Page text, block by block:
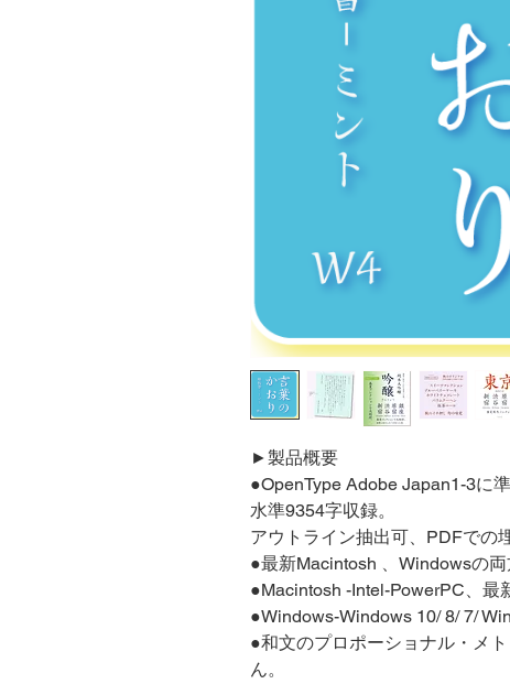
►製品概要
●OpenType Adobe Japan1-3に
水準9354字収録。
アウトライン抽出可、PDFでの
●最新Macintosh 、Windowsの両
●Macintosh -Intel-PowerPC、最
●Windows-Windows 10/ 8/ 7/
●和文のプロポーショナル・メ
ん。